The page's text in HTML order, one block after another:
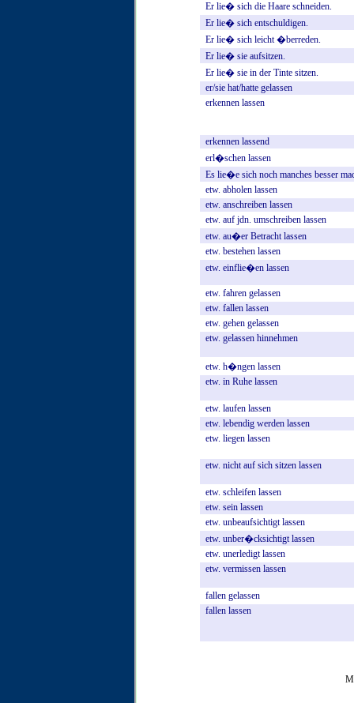
Er lie� sich die Haare schneiden.
Er lie� sich entschuldigen.
Er lie� sich leicht �berreden.
Er lie� sie aufsitzen.
Er lie� sie in der Tinte sitzen.
er/sie hat/hatte gelassen
erkennen lassen
erkennen lassend
erl�schen lassen
Es lie�e sich noch manches besser
etw. abholen lassen
etw. anschreiben lassen
etw. auf jdn. umschreiben lassen
etw. au�er Betracht lassen
etw. bestehen lassen
etw. einflie�en lassen
etw. fahren gelassen
etw. fallen lassen
etw. gehen gelassen
etw. gelassen hinnehmen
etw. h�ngen lassen
etw. in Ruhe lassen
etw. laufen lassen
etw. lebendig werden lassen
etw. liegen lassen
etw. nicht auf sich sitzen lassen
etw. schleifen lassen
etw. sein lassen
etw. unbeaufsichtigt lassen
etw. unber�cksichtigt lassen
etw. unerledigt lassen
etw. vermissen lassen
fallen gelassen
fallen lassen